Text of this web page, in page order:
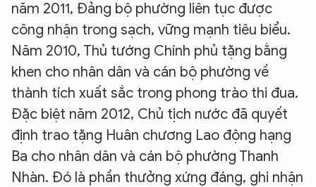
năm 2011, Đảng bộ phường liên tục được
công nhận trong sạch, vững mạnh tiêu biểu.
Năm 2010, Thủ tướng Chính phủ tặng bằng
khen cho nhân dân và cán bộ phường về
thành tích xuất sắc trong phong trào thi đua.
Đặc biệt năm 2012, Chủ tịch nước đã quyết
định trao tặng Huân chương Lao động hạng
Ba cho nhân dân và cán bộ phường Thanh
Nhàn. Đó là phần thưởng xứng đáng, ghi nhận